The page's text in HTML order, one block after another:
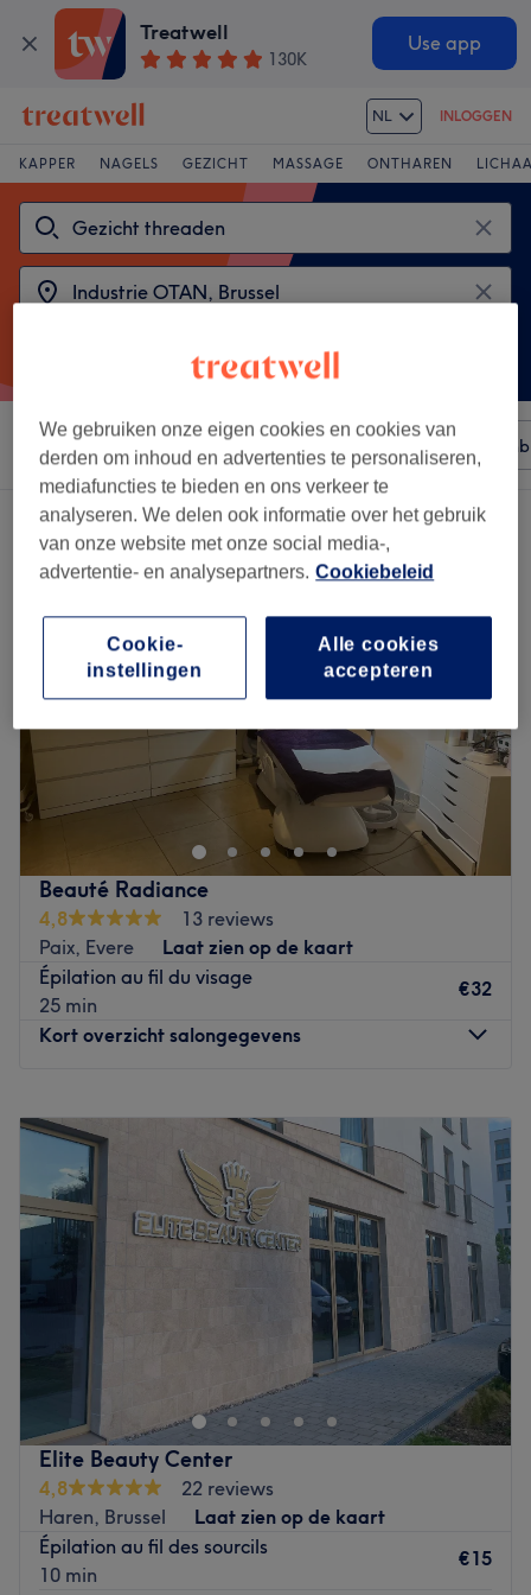
Treatwell
130K
Use app
NL INLOGGEN
KAPPER NAGELS GEZICHT MASSAGE ONTHAREN
Sorteer op Elke prijs Merken
2 salons met:gezicht threaden in de buurt van Industrie OTAN, Brussel
Beauté Radiance
4,8
13 reviews
Paix, Evere
Laat zien op de kaart
Épilation au fil du visage
25 min
€32
Kort overzicht salongegevens
Dinsdag
Gesloten
Woensdag
Gesloten
Donderdag
10:00–
19:00
Vrijdag
10:00
20:00
Zaterdag
10:00
19:00
Zondag
10:00 19:00
Beauté Radiance est un institut de beauté installé à
Evere. Profitez d'un moment rien qu'à vous grâce à des
soins sur mesure effectués avec professionnalisme. Que ce
soit pour une pause bien-être rapide ou une journée de
cocooning, le salon met l'accent sur les soins et garantit
une expérience mémorable.
Transport public le plus proche
L'arrêt de bus Saint-Vincent est à deux minutes à pied du
salon.
Elite Beauty Center
4,8
22 reviews
Haren, Brussel
Laat zien op de kaart
Épilation au fil des sourcils
10 min
€15
We gebruiken onze eigen cookies en cookies van
derden om inhoud en advertenties te personaliseren,
mediafuncties te bieden en ons verkeer te
analyseren. We delen ook informatie over het gebruik
van onze website met onze social media-,
advertentie- en analysepartners. Cookiebeleid
Alle cookies
accepteren
Cookie-
instellingen